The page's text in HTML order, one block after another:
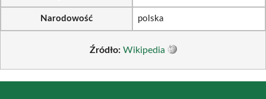
Narodowość polska
Źródło: Wikipedia